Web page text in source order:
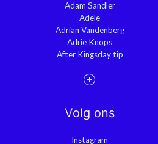
Adam Sandler
Adele
Adrian Vandenberg
Adrie Knops
After Kingsday tip
Volg ons
Instagram